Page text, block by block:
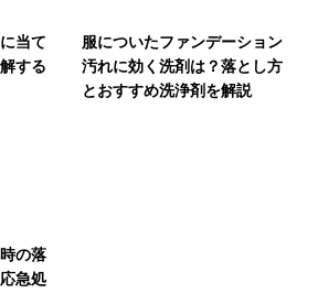
当て
する
服についたファンデーション
汚れに効く洗剤は？落とし方
とおすすめ洗浄剤を解説
の落
急処